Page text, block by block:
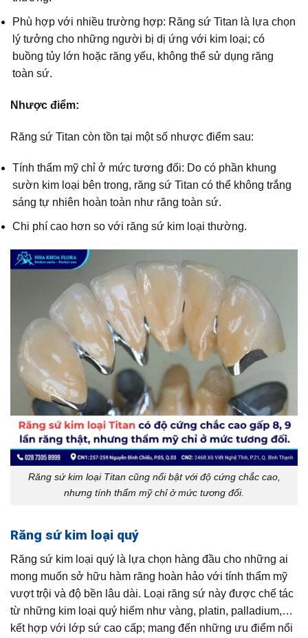
Phù hợp với nhiều trường hợp: Răng sứ Titan là lựa chọn
lý tưởng cho những người bị dị ứng với kim loại; có
buồng tủy lớn hoặc răng yếu, không thể sử dụng răng
toàn sứ.
Nhược điểm:
Răng sứ Titan còn tồn tại một số nhược điểm sau:
Tính thẩm mỹ chỉ ở mức tương đối: Do có phần khung
sườn kim loại bên trong, răng sứ Titan có thể không trắng
sáng tự nhiên hoàn toàn như răng toàn sứ.
Chi phí cao hơn so với răng sứ kim loại thường.
Răng sứ kim loại Titan cũng nổi bật với độ cứng chắc cao,
nhưng tính thẩm mỹ chỉ ở mức tương đối.
Răng sứ kim loại quý
Răng sứ kim loại quý là lựa chọn hàng đầu cho những ai
mong muốn sở hữu hàm răng hoàn hảo với tính thẩm mỹ
vượt trội và độ bền lâu dài. Loại răng sứ này được chế tác
từ những kim loại quý hiếm như vàng, platin, palladium,…
kết hợp với lớp sứ cao cấp; mang đến những ưu điểm nổi